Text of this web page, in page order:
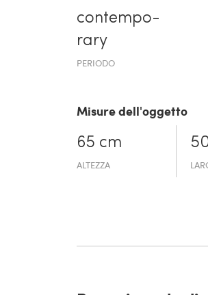
contempo­
rary
PERIODO
Misure dell'oggetto
65 cm
ALTEZZA